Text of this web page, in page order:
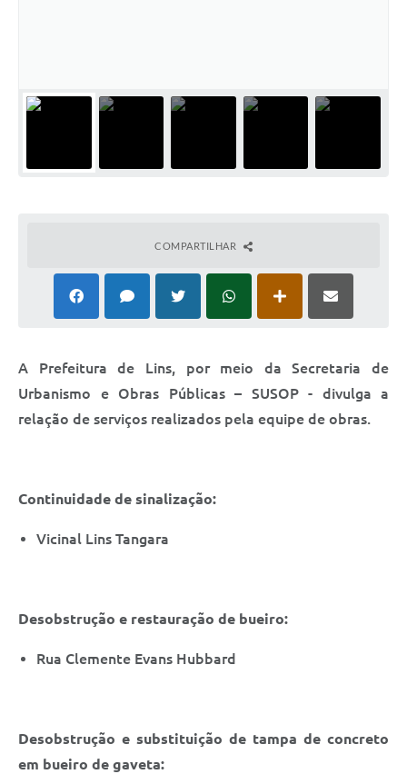
Junta Militar
Educação
Meio Ambiente
Saúde
Plano de Contingência 2024-2025 Lins/SP
Tributos
COMPARTILHAR
A Prefeitura de Lins, por meio da Secretaria de
Urbanismo e Obras Públicas – SUSOP - divulga a
relação de serviços realizados pela equipe de obras.
Continuidade de sinalização:
Vicinal Lins Tangara
Desobstrução e restauração de bueiro:
Rua Clemente Evans Hubbard
Desobstrução e substituição de tampa de concreto
em bueiro de gaveta: